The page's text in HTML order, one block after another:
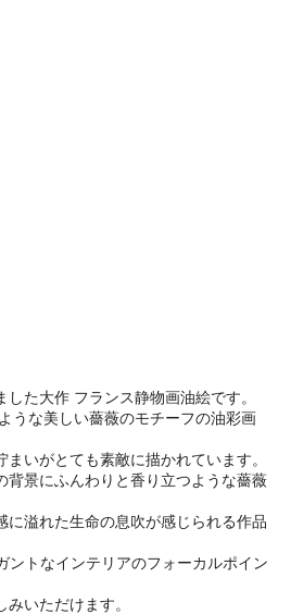
た大作 フランス静物画油絵です。
うな美しい薔薇のモチーフの油彩画
いがとても素敵に描かれています。
背景にふんわりと香り立つような薔薇
に溢れた生命の息吹が感じられる作品
ントなインテリアのフォーカルポイン
いただけます。